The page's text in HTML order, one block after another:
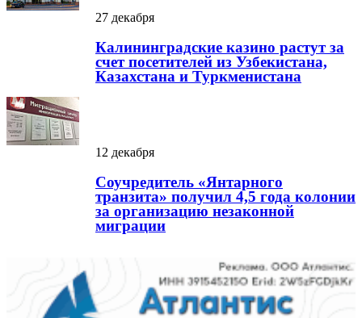
27 декабря
Калининградские казино растут за
счет посетителей из Узбекистана,
Казахстана и Туркменистана
12 декабря
Соучредитель «Янтарного
транзита» получил 4,5 года колонии
за организацию незаконной
миграции